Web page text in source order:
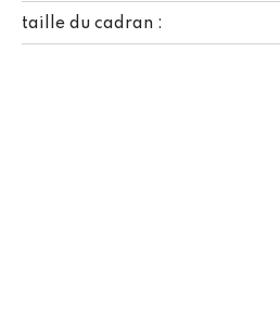
taille du cadran :